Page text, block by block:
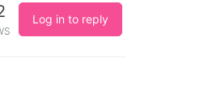
Log in to reply